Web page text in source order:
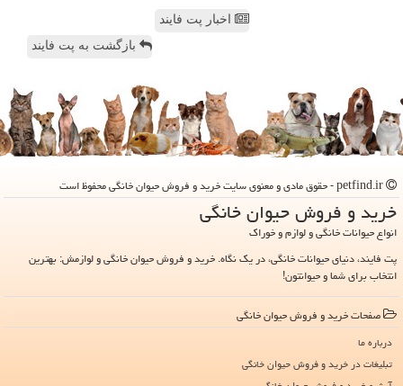
اخبار پت فایند
بازگشت به پت فایند
خرید و فروش حیوان خانگی
انواع حیوانات خانگی و لوازم و خوراک
پت فایند، دنیای حیوانات خانگی، در یک نگاه. خرید و فروش حیوان خانگی و لوازمش: بهترین
انتخاب برای شما و حیوانتون!
صفحات خرید و فروش حیوان خانگی
درباره ما
تبلیغات در خرید و فروش حیوان خانگی